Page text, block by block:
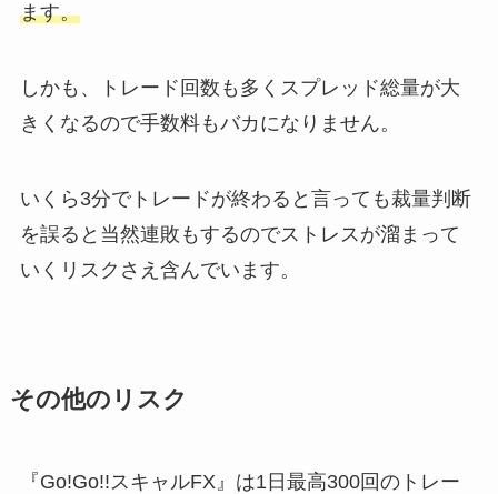
ます。
しかも、トレード回数も多くスプレッド総量が大
きくなるので手数料もバカになりません。
いくら3分でトレードが終わると言っても裁量判断
を誤ると当然連敗もするのでストレスが溜まって
いくリスクさえ含んでいます。
その他のリスク
『Go!Go!!スキャルFX』は1日最高300回のトレー